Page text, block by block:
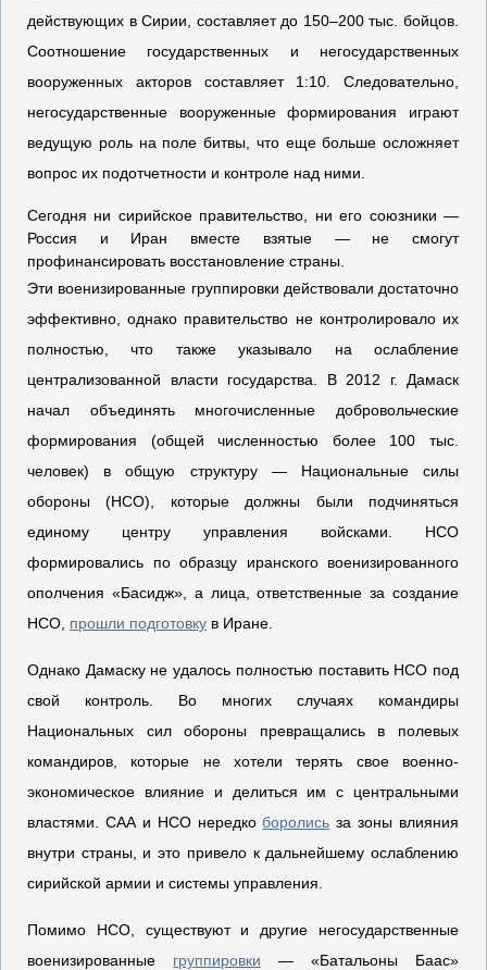
действующих в Сирии, составляет до 150–200 тыс. бойцов.
Соотношение государственных и негосударственных
вооруженных акторов составляет 1:10. Следовательно,
негосударственные вооруженные формирования играют
ведущую роль на поле битвы, что еще больше осложняет
вопрос их подотчетности и контроле над ними.
Сегодня ни сирийское правительство, ни его союзники —
Россия и Иран вместе взятые — не смогут
профинансировать восстановление страны.
Эти военизированные группировки действовали достаточно
эффективно, однако правительство не контролировало их
полностью, что также указывало на ослабление
централизованной власти государства. В 2012 г. Дамаск
начал объединять многочисленные добровольческие
формирования (общей численностью более 100 тыс.
человек) в общую структуру — Национальные силы
обороны (НСО), которые должны были подчиняться
единому центру управления войсками. НCO
формировались по образцу иранского военизированного
ополчения «Басидж», а лица, ответственные за создание
НСО, прошли подготовку в Иране.
Однако Дамаску не удалось полностью поставить НСО под
свой контроль. Во многих случаях командиры
Национальных сил обороны превращались в полевых
командиров, которые не хотели терять свое военно-
экономическое влияние и делиться им с центральными
властями. САА и НСО нередкоборолись за зоны влияния
внутри страны, и это привело к дальнейшему ослаблению
сирийской армии и системы управления.
Помимо НСО, существуют и другие негосударственные
военизированные группировки — «Батальоны Баас»